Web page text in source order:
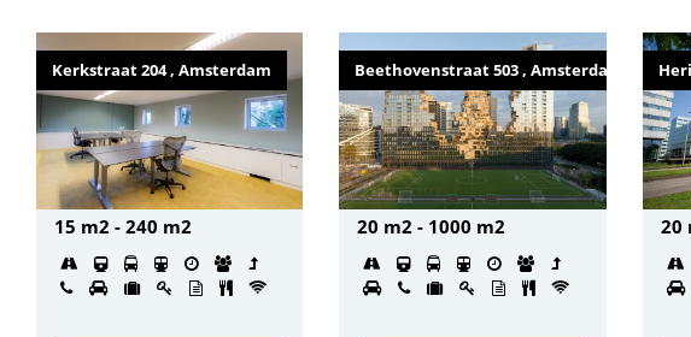
Kerkstraat 204 , Amsterdam
15 m2 - 240 m2
Beethovenstraat 503 , Amsterdam
20 m2 - 1000 m2 20